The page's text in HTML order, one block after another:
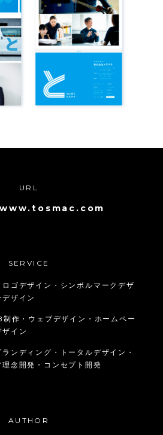
URL
SERVICE
ゴデザイン・シンボルマークデザ
ザイン
作・ウェブデザイン・ホームペー
イン
ンディング・トータルデザイン・
念開発・コンセプト開発
AUTHOR